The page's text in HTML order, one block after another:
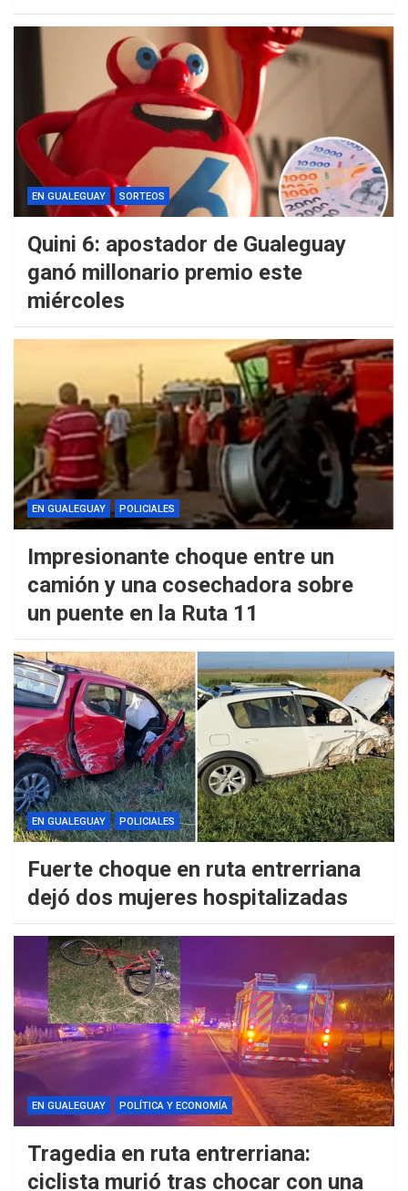
EN GUALEGUAY SORTEOS
Quini 6: apostador de Gualeguay
ganó millonario premio este
miércoles
EN GUALEGUAY POLICIALES
Impresionante choque entre un
camión y una cosechadora sobre
un puente en la Ruta 11
EN GUALEGUAY POLICIALES
Fuerte choque en ruta entrerriana
dejó dos mujeres hospitalizadas
EN GUALEGUAY POLÍTICA Y ECONOMÍA
Tragedia en ruta entrerriana:
ciclista murió tras chocar con una